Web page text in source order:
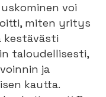
voi
miten yritys
kestävästi
taloudellisesti,
ja
kautta.